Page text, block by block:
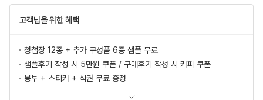
고객님을 위한 혜택
청첩장 12종 + 추가 구성품 6종 샘플 무료
샘플후기 작성 시 5만원 쿠폰 / 구매후기 작성 시 커피 쿠폰
봉투 + 스티커 + 식권 무료 증정